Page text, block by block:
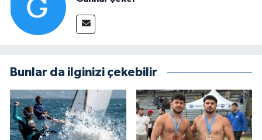
Bunlar da ilginizi çekebilir